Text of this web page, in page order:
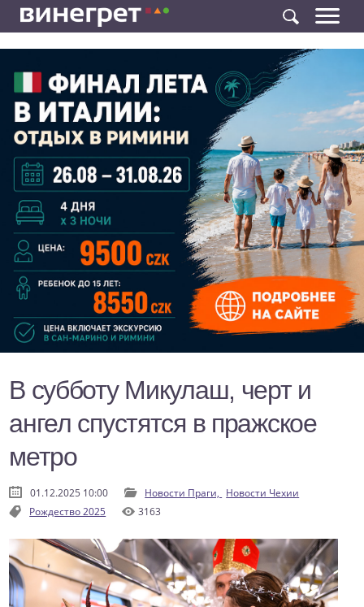
В субботу Микулаш, черт и
ангел спустятся в пражское
метро
01.12.2025 10:00 Новости Праги, Новости Чехии
Рождество 2025
3163